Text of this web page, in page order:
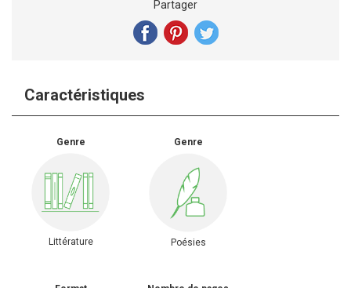
Partager
Caractéristiques
Genre
Littérature
Genre
Poésies